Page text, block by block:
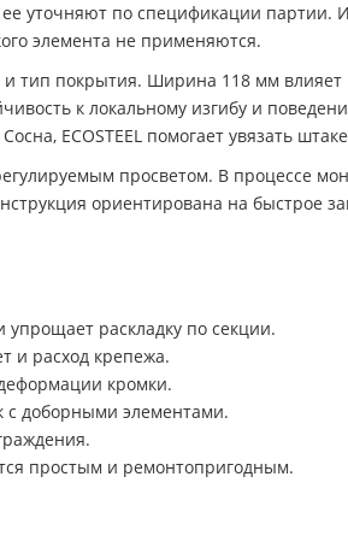
уточняют по спецификации партии.
элемента не применяются.
тип покрытия. Ширина 118 мм
к локальному изгибу и
ECOSTEEL помогает увязать
просветом. В процессе
ориентирована на быстрое
раскладку по секции.
и расход крепежа.
кромки.
с доборными элементами.
простым и ремонтопригодным.